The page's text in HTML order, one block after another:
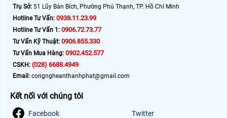
Trụ Sở: 51 Lũy Bán Bích, Phường Phú Thạnh, TP. Hồ Chí Minh
Hotline Tư Vấn: 0938.11.23.99
Hotline Tư Vấn 1: 0906.72.73.77
Tư Vấn Kỹ Thuật: 0906.855.330
Tư Vấn Mua Hàng: 0902.452.577
CSKH: (028) 6688.4949
Email: congngheanthanhphat@gmail.com
Kết nối với chúng tôi
Facebook Twitter